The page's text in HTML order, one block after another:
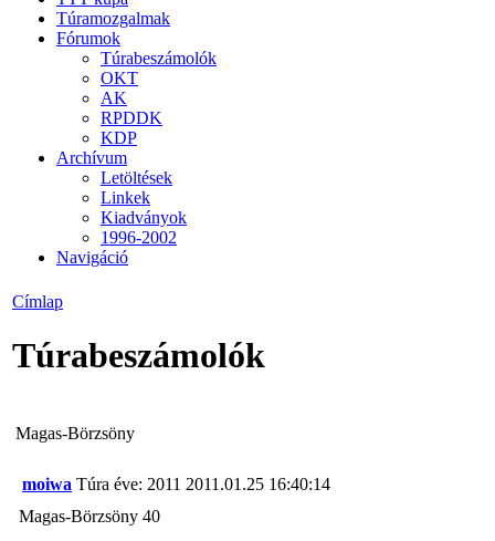
Túramozgalmak
Fórumok
Túrabeszámolók
OKT
AK
RPDDK
KDP
Archívum
Letöltések
Linkek
Kiadványok
1996-2002
Navigáció
Címlap
Túrabeszámolók
Magas-Börzsöny
moiwa Túra éve: 2011 2011.01.25 16:40:14
Magas-Börzsöny 40